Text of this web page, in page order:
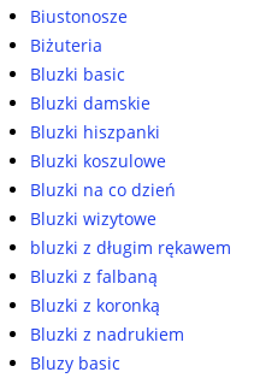
Biustonosze
Biżuteria
Bluzki basic
Bluzki damskie
Bluzki hiszpanki
Bluzki koszulowe
Bluzki na co dzień
Bluzki wizytowe
bluzki z długim rękawem
Bluzki z falbaną
Bluzki z koronką
Bluzki z nadrukiem
Bluzy basic